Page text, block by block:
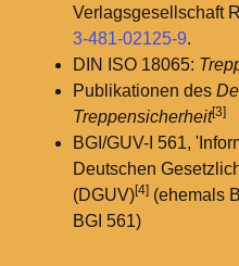
Verlagsgesellschaft
3-481-02125-9.
DIN ISO 18065:
Publikationen des
Treppensicherheit[3]
BGI/GUV-I 561,
Deutschen
(DGUV)[4](ehemals
BGI 561)